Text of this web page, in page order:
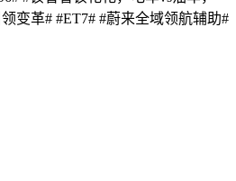
变革# #ET7# #蔚来全域领航辅助#